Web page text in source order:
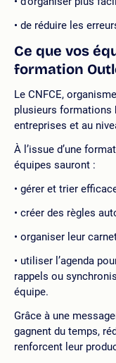
de réduire les
Ce que vos
formation
Le CNFCE,
plusieurs formations
entreprises et au
À l’issue d’une
équipes sauront :
gérer et trier
créer des règles
organiser leur
utiliser l’agenda
rappels ou
équipe.
Grâce à une
gagnent du temps,
renforcent leur